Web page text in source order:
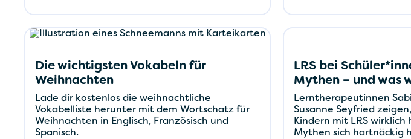
Die wichtigsten Vokabeln für
Weihnachten
Lade dir kostenlos die weihnachtliche
Vokabelliste herunter mit dem Wortschatz für
Weihnachten in Englisch, Französisch und
Spanisch.
LRS bei
Mythen – und was
Lerntherapeutinnen
Susanne Seyfried
Kindern mit LRS
Mythen sich hartnäckig